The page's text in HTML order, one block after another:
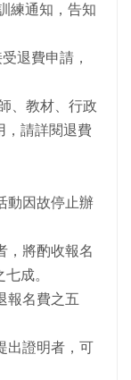
練通知，告知
退費申請，
、教材、行政
，請詳閱退費
動因故停止辦
，將酌收報名
成。
報名費之五
出證明者，可